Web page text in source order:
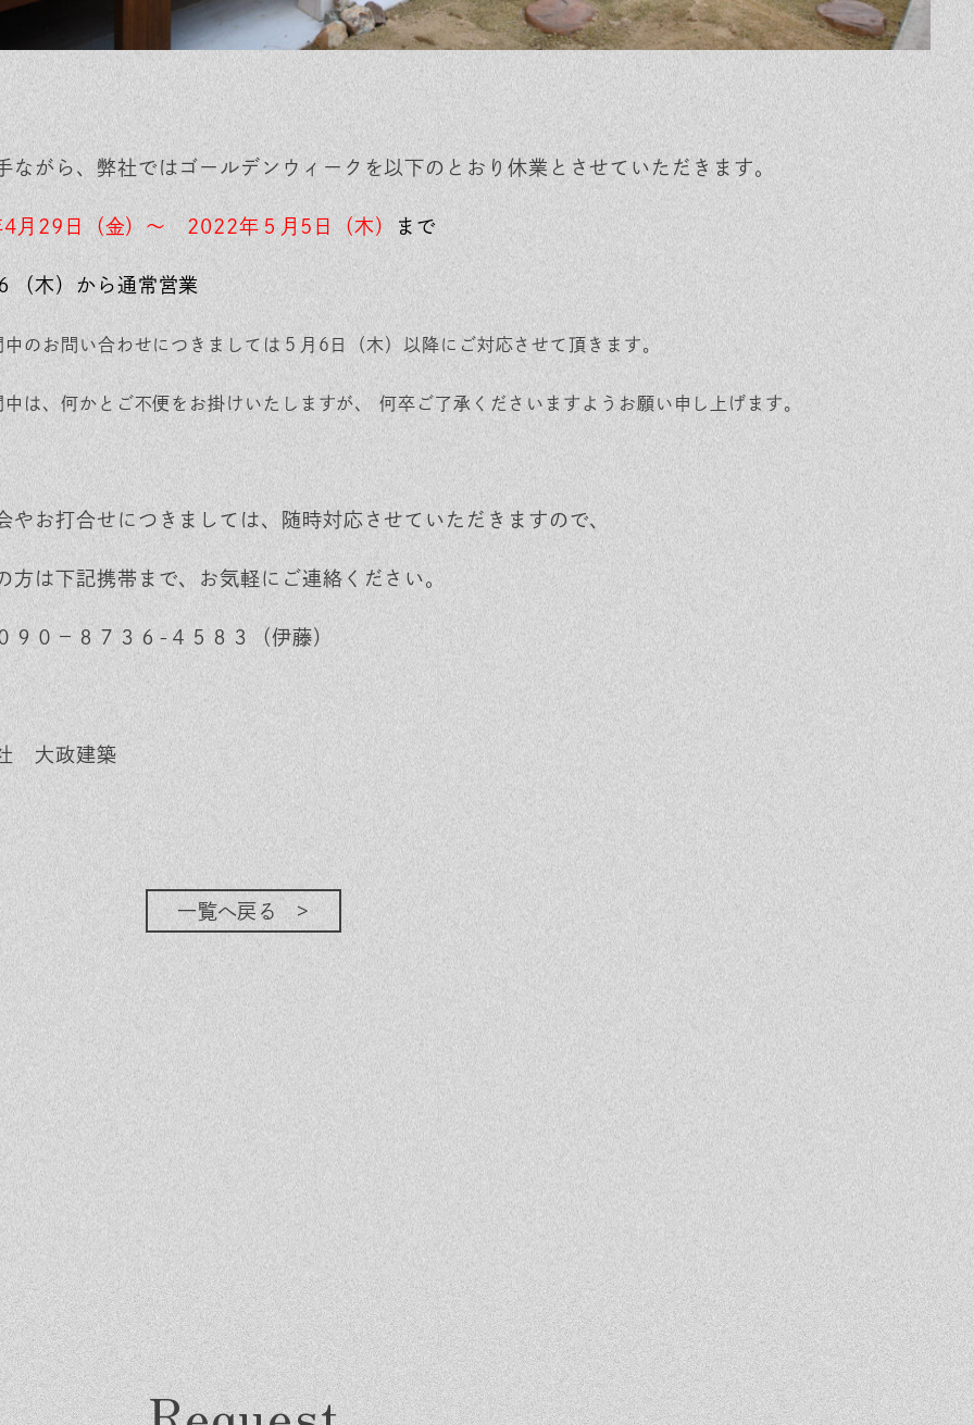
ながら、弊社ではゴールデンウィークを以下のとおり休業とさせていただきます。
4 月29日（金）～ 2022年５月5日（木） まで
（木）から通常営業
中のお問い合わせにつきましては５月6日（木）以降にご対応させて頂きます。
中は、何かとご不便をお掛けいたしますが、 何卒ご了承くださいますようお願い申し上げます。
やお打合せにつきましては、随時対応させていただきますので、
方は下記携帯まで、お気軽にご連絡ください。
９０－８７３６-４５８３（伊藤）
大政建築
一覧へ戻る